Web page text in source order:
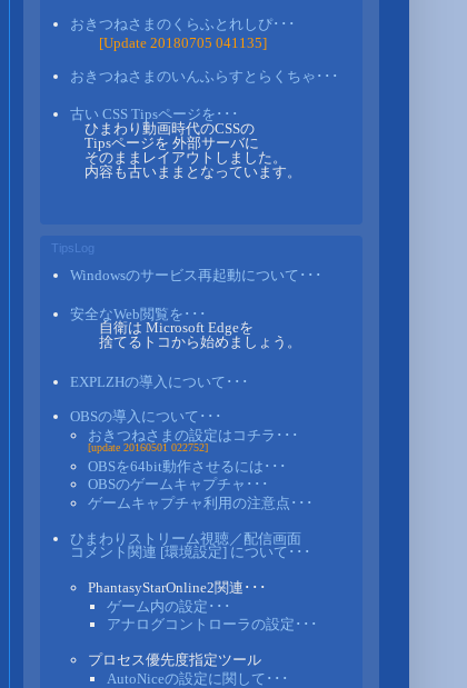
おきつねさまのくらふとれしぴ･･･
[Update 20180705 041135]
おきつねさまのいんふらすとらくちゃ･･･
古い CSS Tipsページを･･･
ひまわり動画時代のCSSの
Tipsページを 外部サーバに
そのままレイアウトしました。
内容も古いままとなっています。
TipsLog
Windowsのサービス再起動について･･･
安全なWeb閲覧を･･･
自衛は Microsoft Edgeを
捨てるトコから始めましょう。
EXPLZHの導入について･･･
OBSの導入について･･･
おきつねさまの設定はコチラ･･･
[update 20160501 022752]
OBSを64bit動作させるには･･･
OBSのゲームキャプチャ･･･
ゲームキャプチャ利用の注意点･･･
ひまわりストリーム視聴／配信画面
コメント関連 [環境設定] について･･･
PhantasyStarOnline2関連･･･
ゲーム内の設定･･･
アナログコントローラの設定･･･
プロセス優先度指定ツール
AutoNiceの設定に関して･･･